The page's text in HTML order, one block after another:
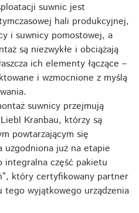
suwnic jest
hali produkcyjnej,
i suwnicy pomostowej, a
są niezwykłe i obciążają
ich elementy łączące –
i wzmocnione z myślą
suwnicy przejmują
Kranbau, którzy są
powtarzającym się
uzgodniona już na etapie
integralna część pakietu
który certyfikowany partner
tego wyjątkowego urządzenia